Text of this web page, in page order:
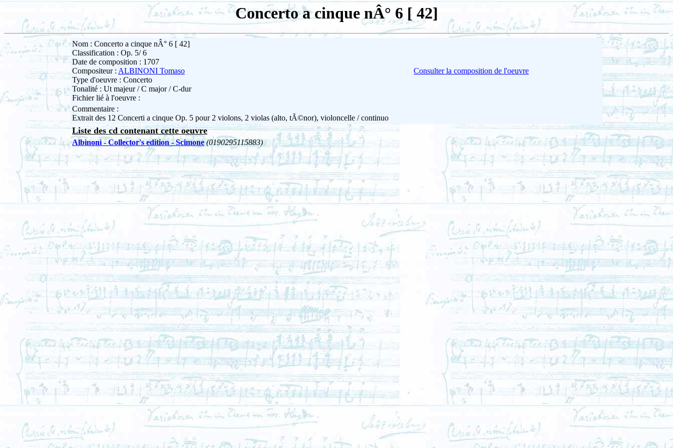
Concerto a cinque nÂ° 6 [ 42]
Nom : Concerto a cinque nÂ° 6 [ 42]
Classification : Op. 5/ 6
Date de composition : 1707
Compositeur : ALBINONI Tomaso
Type d'oeuvre : Concerto
Tonalité : Ut majeur / C major / C-dur
Fichier lié à l'oeuvre :
Consulter la composition de l'oeuvre
Commentaire :
Extrait des 12 Concerti a cinque Op. 5 pour 2 violons, 2 violas (alto, tÃ©nor), violoncelle / continuo
Liste des cd contenant cette oeuvre
Albinoni - Collector's edition - Scimone (0190295115883)